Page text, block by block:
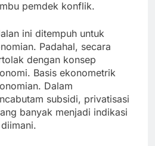
pemdek konflik.
ini ditempuh untuk
Padahal, secara
dengan konsep
Basis ekonometrik
Dalam
subsidi, privatisasi
banyak menjadi indikasi